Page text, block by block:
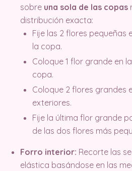
sobre una sola de las copas
distribución exacta:
Fije las 2 flores pequeñas
la copa.
Coloque 1 flor grande en
copa.
Coloque 2 flores grandes
exteriores.
Fije la última flor grande
de las dos flores más
Forro interior: Recorte las
elástica basándose en las